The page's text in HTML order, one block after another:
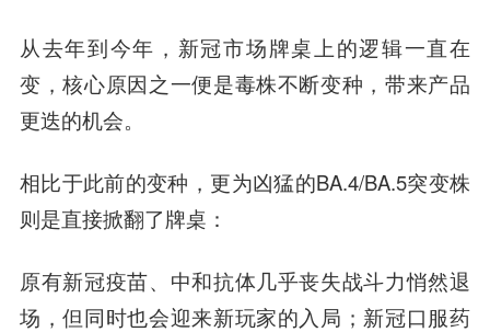
从去年到今年，新冠市场牌桌上的逻辑一直在
变，核心原因之一便是毒株不断变种，带来产品
更迭的机会。
相比于此前的变种，更为凶猛的BA.4/BA.5突变株
则是直接掀翻了牌桌：
原有新冠疫苗、中和抗体几乎丧失战斗力悄然退
场，但同时也会迎来新玩家的入局；新冠口服药